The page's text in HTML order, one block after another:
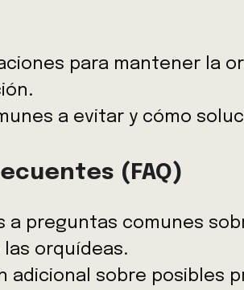
para mantener la
a evitar y cómo
(FAQ)
a preguntas comunes
orquídeas.
adicional sobre posibles